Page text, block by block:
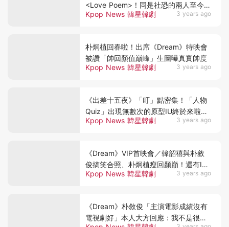
Kpop News 韓星韓劇 3 years ago
<Love Poem>！同是社恐的兩人至今還
在用敬語XD
Kpop News 韓星韓劇 3 years ago
朴炯植回春啦！出席《Dream》特映會
被讚「帥回顏值巔峰」生圖曝真實帥度
Kpop News 韓星韓劇 3 years ago
《出差十五夜》「叮」點密集！「人物
Quiz」出現無數次的原型IU終於來啦、
李玹雨慘遭圍攻XD
Kpop News 韓星韓劇 3 years ago
《Dream》VIP首映會／韓韶禧與朴敘
俊搞笑合照、朴炯植瘦回顏巔！還有IU
好友劉寅娜.金秀賢
《Dream》朴敘俊「主演電影成績沒有
電視劇好」本人大方回應：我不是很在